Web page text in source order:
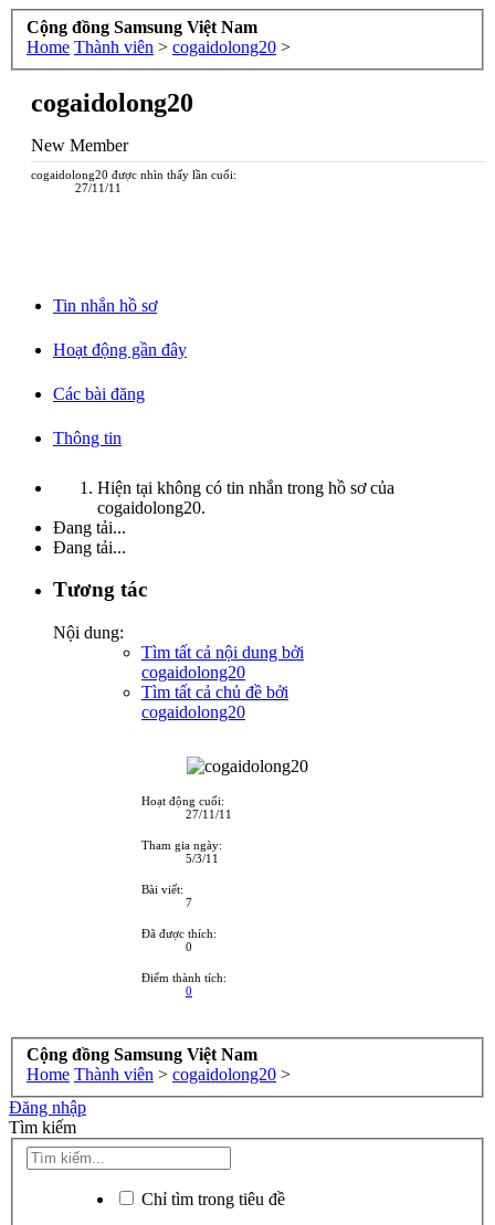
Cộng đồng Samsung Việt Nam
Home Thành viên > cogaidolong20 >
Hoạt động cuối:
27/11/11
Tham gia ngày:
5/3/11
Bài viết:
7
Đã được thích:
0
Điểm thành tích:
0
cogaidolong20
New Member
cogaidolong20 được nhìn thấy lần cuối:
27/11/11
Tin nhắn hồ sơ
Hoạt động gần đây
Các bài đăng
Thông tin
Hiện tại không có tin nhắn trong hồ sơ của
cogaidolong20.
Đang tải...
Đang tải...
Tương tác
Nội dung:
Tìm tất cả nội dung bởi
cogaidolong20
Tìm tất cả chủ đề bởi
cogaidolong20
Cộng đồng Samsung Việt Nam
Home Thành viên > cogaidolong20 >
Đăng nhập
Tìm kiếm
Chỉ tìm trong tiêu đề